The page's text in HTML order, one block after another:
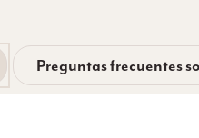
Preguntas frecuentes